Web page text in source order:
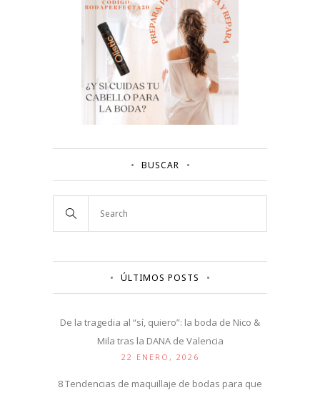
BUSCAR
ÚLTIMOS POSTS
De la tragedia al “sí, quiero”: la boda de Nico &
Mila tras la DANA de Valencia
22 ENERO, 2026
8 Tendencias de maquillaje de bodas para que